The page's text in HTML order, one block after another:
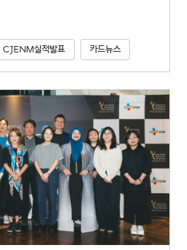
CJENM실적발표 카드뉴스